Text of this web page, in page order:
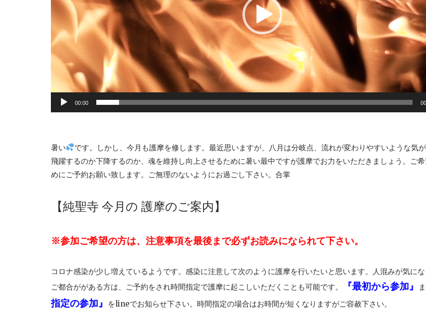
00:00
暑い
です。しかし、今月も護摩を修します。最近思いますが、八月は分岐点、流れが変わりやすいような気
飛躍するのか下降するのか、魂を維持し向上させるために暑い最中ですが護摩でお力をいただきましょう。ご
めにご予約お願い致します。ご無理のないようにお過ごし下さい。合掌
【純聖寺 今月の 護摩のご案内】
※参加ご希望の方は、 注意事項を最後まで必ずお読みになられて下さい。
コロナ感染が少し増えているようです。感染に注意して次のように護摩を行いたいと思います。人混みが気に
ご都合ががある方は、ご予約をされ時間指定で護摩に起こしいただくことも可能です。
『最初から参加』
指定の参加』
をlineでお知らせ下さい。時間指定の場合はお時間が短くなりますがご容赦下さい。